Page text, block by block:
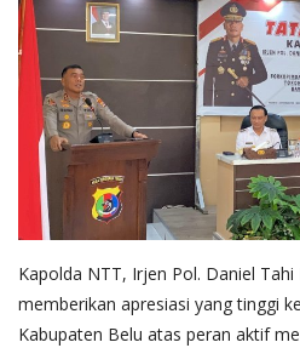
Link Polda NTT
Kapolda NTT, Irjen Pol. Daniel Tahi
memberikan apresiasi yang tinggi
Kabupaten Belu atas peran aktif